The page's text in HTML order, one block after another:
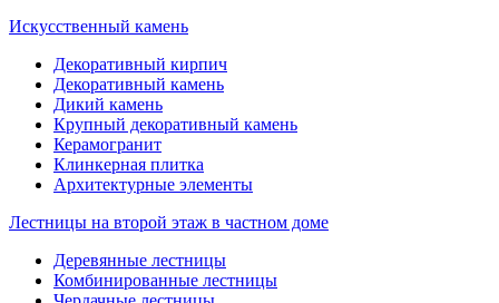
Искусственный камень
Декоративный кирпич
Декоративный камень
Дикий камень
Крупный декоративный камень
Керамогранит
Клинкерная плитка
Архитектурные элементы
Лестницы на второй этаж в частном доме
Деревянные лестницы
Комбинированные лестницы